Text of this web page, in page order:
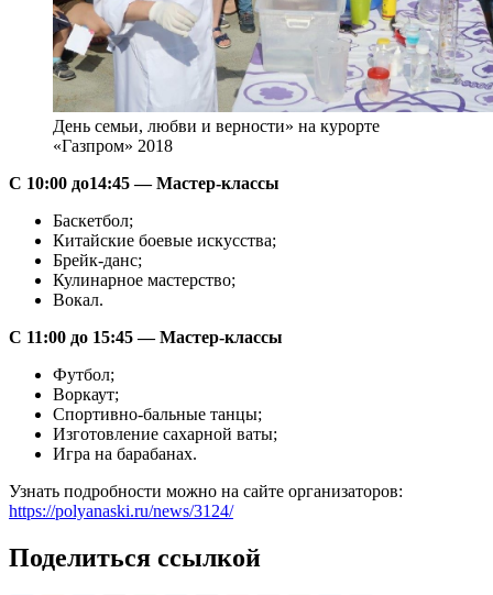
День семьи, любви и верности» на курорте
«Газпром» 2018
С 10:00 до14:45 — Мастер-классы
Баскетбол;
Китайские боевые искусства;
Брейк-данс;
Кулинарное мастерство;
Вокал.
С 11:00 до 15:45 — Мастер-классы
Футбол;
Воркаут;
Спортивно-бальные танцы;
Изготовление сахарной ваты;
Игра на барабанах.
Узнать подробности можно на сайте организаторов:
https://polyanaski.ru/news/3124/
Поделиться ссылкой